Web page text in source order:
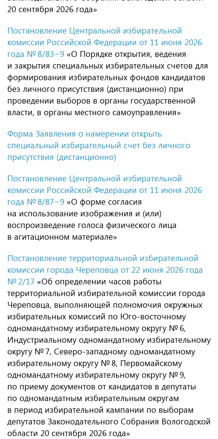
20 сентября 2026 года»
Постановление Центральной избирательной
комиссии Российской Федерации от 11 июня 2026
года № 8/83−9 «О Порядке открытия, ведения
и закрытия специальных избирательных счетов для
формирования избирательных фондов кандидатов
без личного присутствия (дистанционно) при
проведении выборов в органы государственной
власти, в органы местного самоуправления»
Форма Заявления о намерении открыть
специальный избирательный счет без личного
присутствия (дистанционно)
Постановление Центральной избирательной
комиссии Российской Федерации от 11 июня 2026
года № 8/87−9 «О форме согласия
на использование изображения и (или)
воспроизведение голоса физического лица
в агитационном материале»
Постановление территориальной избирательной
комиссии города Череповца от 22 июня 2026 года
№ 2/17 «Об определении часов работы
территориальной избирательной комиссии города
Череповца, выполняющей полномочия окружных
избирательных комиссий по Юго-восточному
одномандатному избирательному округу № 6,
Индустриальному одномандатному избирательному
округу № 7, Северо-западному одномандатному
избирательному округу № 8, Первомайскому
одномандатному избирательному округу № 9,
по приему документов от кандидатов в депутаты
по одномандатным избирательным округам
в период избирательной кампании по выборам
депутатов Законодательного Собрания Вологодской
области 20 сентября 2026 года»